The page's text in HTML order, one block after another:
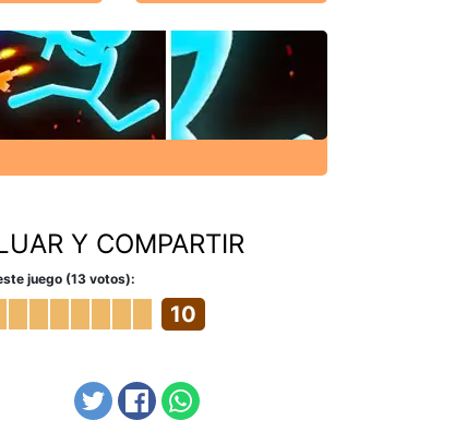
Y COMPARTIR
juego (13 votos):
10